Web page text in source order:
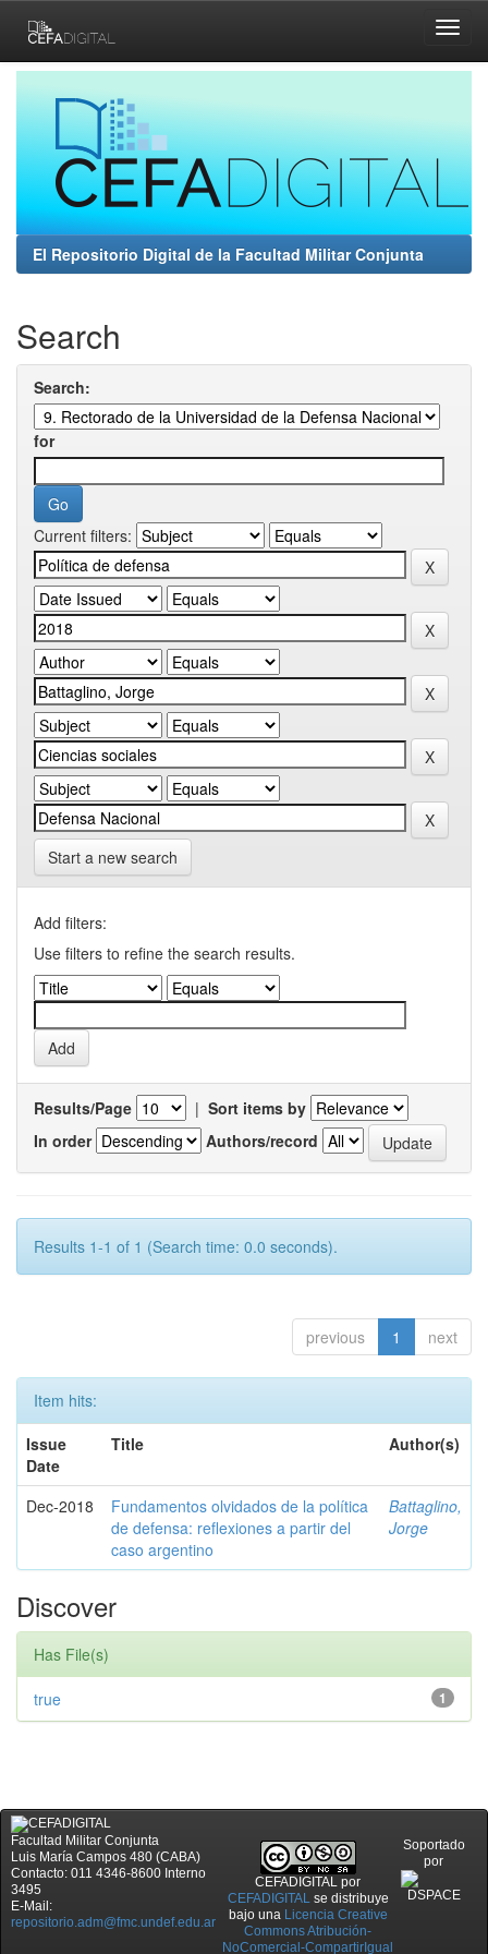
navigation
El Repositorio Digital de la Facultad Militar Conjunta
Search
Search:
for
Current filters:
Start a new search
Add filters:
Use filters to refine the search results.
Results/Page | Sort items by
In order
Authors/record
Results 1-1 of 1 (Search time: 0.0 seconds).
previous 1 next
Item hits:
Issue
Date
Title Author(s)
Dec-2018
Fundamentos olvidados de la política
de defensa: reflexiones a partir del
caso argentino
Battaglino,
Jorge
Discover
Has File(s)
1
true
Facultad Militar Conjunta
Luis María Campos 480 (CABA)
Contacto: 011 4346-8600 Interno
3495
E-Mail:
repositorio.adm@fmc.undef.edu.ar
CEFADIGITAL por
CEFADIGITALse distribuye
bajo una Licencia Creative
Commons Atribución-
NoComercial-CompartirIgual
Soportado
por